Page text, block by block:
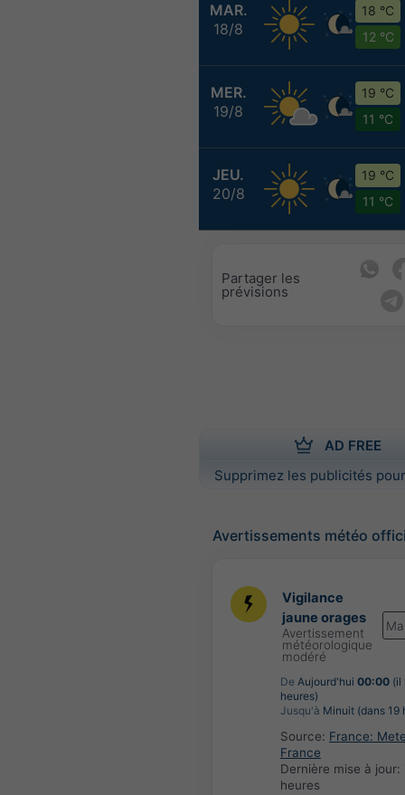
MAR.
18/8
18 °C
12 °C
MER.
19/8
19 °C
11 °C
JEU.
20/8
19 °C
11 °C
Partager les
prévisions
AD FREE
Supprimez les publicités
Avertissements météo
Vigilance
jaune orages
Avertissement
météorologique
modéré
De Aujourd'hui 00:00 (il
heures)
Jusqu'à Minuit (dans 19
Source: France:
France
Dernière mise à jour:
heures